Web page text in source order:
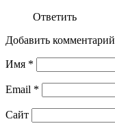
Ответить
Добавить комментарий
Имя *
Email *
Сайт